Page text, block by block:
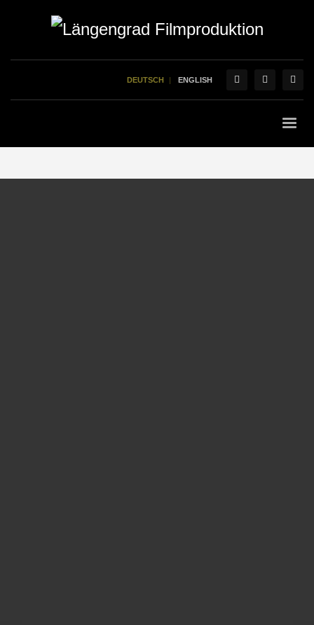
DEUTSCH ENGLISH